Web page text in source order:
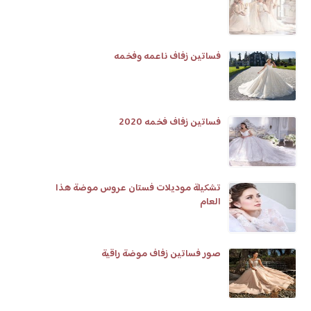
فساتين زفاف ناعمه وفخمه
فساتين زفاف فخمه 2020
تشكيلة موديلات فستان عروس موضة هذا
العام
صور فساتين زفاف موضة راقية